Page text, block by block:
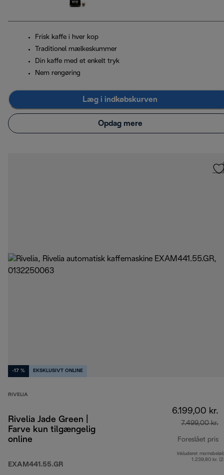
Frisk kaffe i hver kop
Traditionel mælkeskummer
Din kaffe med et enkelt tryk
Nem rengøring
Læg i indkøbskurven
Opdag mere
-17 % EKSKLUSIVT ONLINE
RIVELIA
Rivelia Jade Green |
Farve kun tilgængelig
online
EXAM441.55.GR
6.199,00 kr.
7.499,00 kr.
Foreslået pris
Inkluderet
1.239,80 kr.